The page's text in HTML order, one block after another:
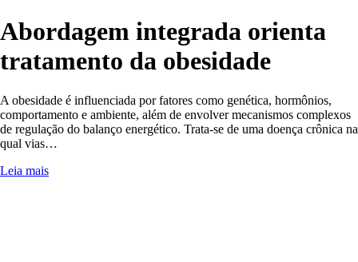
Abordagem integrada orienta
tratamento da obesidade
A obesidade é influenciada por fatores como genética, hormônios,
comportamento e ambiente, além de envolver mecanismos complexos
de regulação do balanço energético. Trata-se de uma doença crônica na
qual vias…
Leia mais